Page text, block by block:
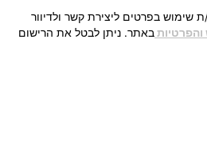
בפרטים ליצירת קשר ולדיוור
באתר. ניתן לבטל את הרישום